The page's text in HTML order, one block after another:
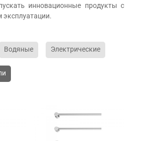
инновационные продукты с
Водяные Электрические